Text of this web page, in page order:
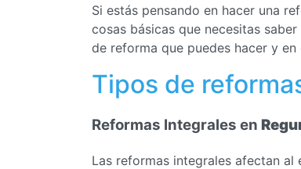
Si estás pensando en hacer una
cosas básicas que necesitas
de reforma que puedes hacer y
Tipos de
Reformas Integrales en
Las reformas integrales afectan